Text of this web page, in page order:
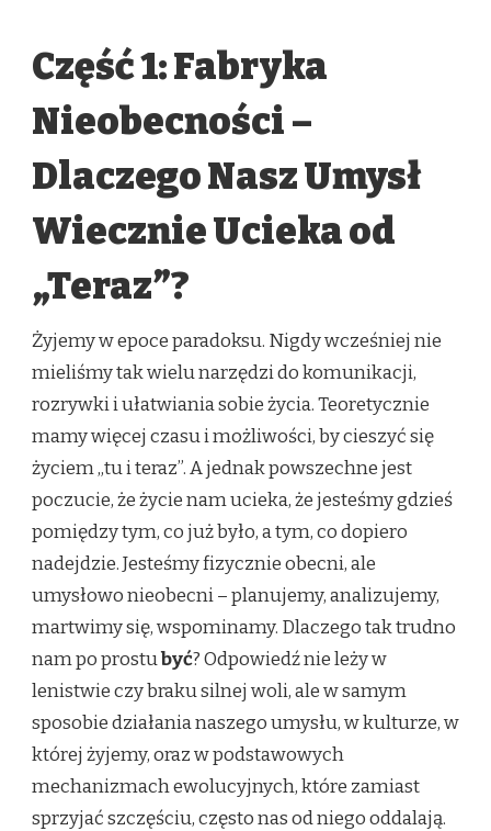
SIĘ
UCIECZKA
PRZYSZŁOŚĆ
Część 1: Fabryka
Nieobecności –
Dlaczego Nasz Umysł
Wiecznie Ucieka od
„Teraz”?
Żyjemy w epoce paradoksu. Nigdy wcześniej nie
mieliśmy tak wielu narzędzi do komunikacji,
rozrywki i ułatwiania sobie życia. Teoretycznie
mamy więcej czasu i możliwości, by cieszyć się
życiem „tu i teraz”. A jednak powszechne jest
poczucie, że życie nam ucieka, że jesteśmy gdzieś
pomiędzy tym, co już było, a tym, co dopiero
nadejdzie. Jesteśmy fizycznie obecni, ale
umysłowo nieobecni – planujemy, analizujemy,
martwimy się, wspominamy. Dlaczego tak trudno
nam po prostubyć? Odpowiedź nie leży w
lenistwie czy braku silnej woli, ale w samym
sposobie działania naszego umysłu, w kulturze, w
której żyjemy, oraz w podstawowych
mechanizmach ewolucyjnych, które zamiast
sprzyjać szczęściu, często nas od niego oddalają.